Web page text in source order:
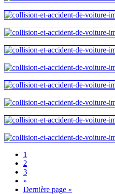
1
2
3
»
Dernière page »